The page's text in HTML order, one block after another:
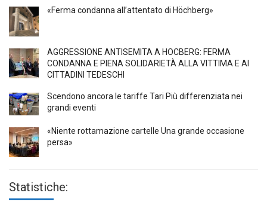
«Ferma condanna all’attentato di Höchberg»
AGGRESSIONE ANTISEMITA A HÖCBERG: FERMA
CONDANNA E PIENA SOLIDARIETÀ ALLA VITTIMA E AI
CITTADINI TEDESCHI
Scendono ancora le tariffe Tari Più differenziata nei
grandi eventi
«Niente rottamazione cartelle Una grande occasione
persa»
Statistiche: